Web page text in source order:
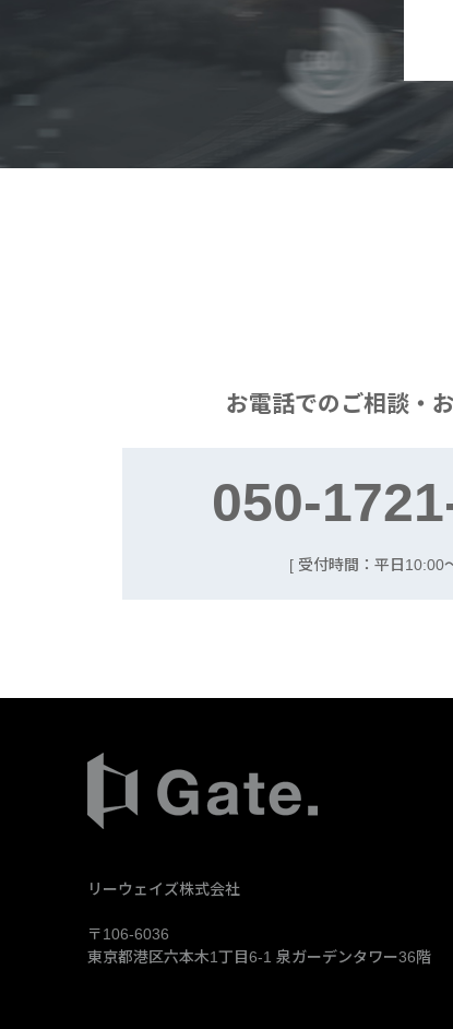
お電話での ご相談・
050-
[ 受付時間：平日10:00
リーウェイズ株式会社
〒106-6036
東京都港区六本木1丁目6-1 泉ガーデンタワー36階